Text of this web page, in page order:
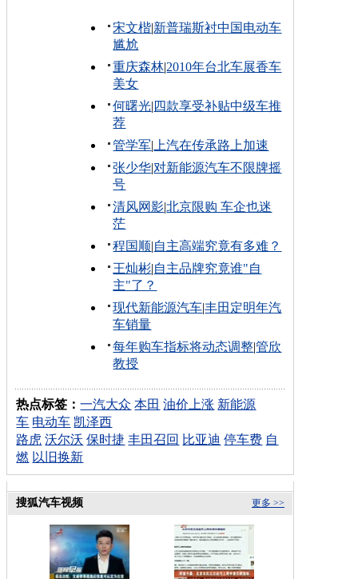
宋文楷|新普瑞斯衬中国电动车
尴尬
重庆森林|2010年台北车展香车
美女
何曙光| 四款享受补贴中级车推
荐
管学军| 上汽在传承路上加速
张少华|对新能源汽车不限牌摇
号
清风网影|北京限购 车企也迷
茫
程国顺|自主高端究竟有多难？
王灿彬|自主品牌究竟谁"自
主"了？
现代新能源汽车|丰田定明年汽
车销量
每年购车指标将动态调整|管欣
教授
热点标签：一汽大众 本田 油价上涨 新能源
车 电动车 凯泽西
路虎 沃尔沃 保时捷 丰田召回 比亚迪 停车费 自
燃 以旧换新
更多 >>
搜狐汽车视频